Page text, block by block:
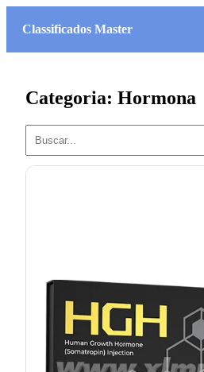
Classificados Master
Categoria: Hormona